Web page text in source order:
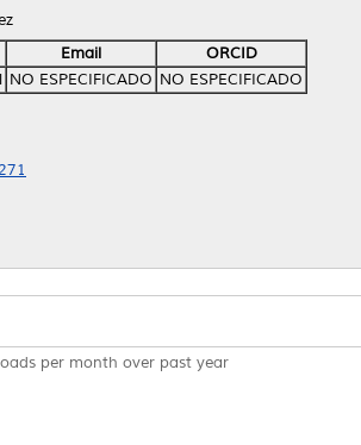
Email
ORCID
NO ESPECIFICADO NO ESPECIFICADO
per month over past year